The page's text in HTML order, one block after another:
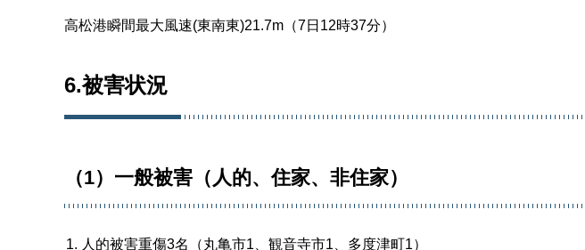
高松港瞬間最大風速(東南東)21.7m（7日12時37分）
6.被害状況
（1）一般被害（人的、住家、非住家）
人的被害重傷3名（丸亀市1、観音寺市1 、多度津町1）